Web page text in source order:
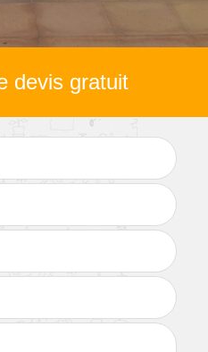
devis gratuit